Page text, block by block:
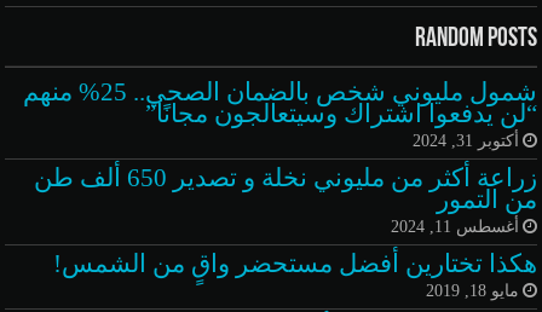
Random Posts
شمول مليوني شخص بالضمان الصحي.. 25% منهم
“لن يدفعوا اشتراك وسيتعالجون مجانًا”
أكتوبر 31, 2024
زراعة أكثر من مليوني نخلة و تصدير 650 ألف طن
من التمور
أغسطس 11, 2024
هكذا تختارين أفضل مستحضر واقٍ من الشمس!
مايو 18, 2019